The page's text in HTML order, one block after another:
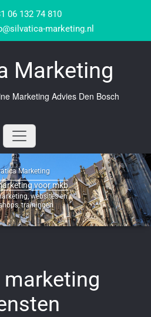
06 132 74 810
marketing.nl
Marketing
Marketing Advies Den Bosch
Marketing
voor mkb
websites en
trainingen
marketing